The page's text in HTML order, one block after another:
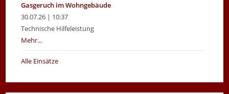
Gasgeruch im Wohngebäude
30.07.26 | 10:37
Technische Hilfeleistung
Mehr...
Alle Einsätze